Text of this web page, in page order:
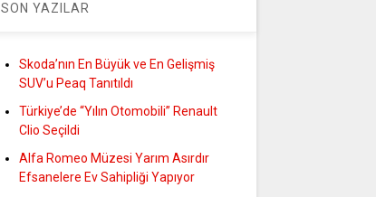
SON YAZILAR
Skoda’nın En Büyük ve En Gelişmiş
SUV’u Peaq Tanıtıldı
Türkiye’de “Yılın Otomobili” Renault
Clio Seçildi
Alfa Romeo Müzesi Yarım Asırdır
Efsanelere Ev Sahipliği Yapıyor